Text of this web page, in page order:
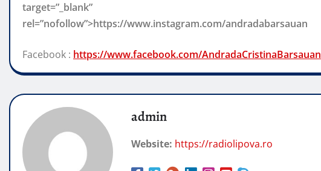
target=”_blank”
rel=”nofollow”>https://www.instagram.com/andradabarsauan
Facebook : https://www.facebook.com/AndradaCristinaBarsauan
admin
Website: https://radiolipova.ro